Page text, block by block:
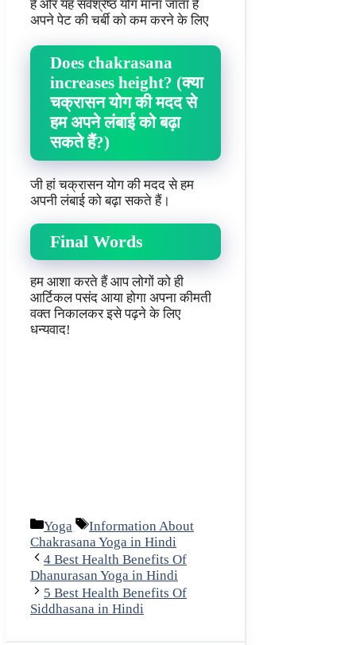
हैं और यह सर्वश्रेष्ठ योग माना जाता है
अपने पेट की चर्बी को कम करने के लिए
Does chakrasana
increases height? (क्या
चक्रासन योग की मदद से
हम अपने लंबाई को बढ़ा
सकते हैं?)
जी हां चक्रासन योग की मदद से हम
अपनी लंबाई को बढ़ा सकते हैं।
Final Words
हम आशा करते हैं आप लोगों को ही
आर्टिकल पसंद आया होगा अपना कीमती
वक्त निकालकर इसे पढ़ने के लिए
धन्यवाद!
Categories
Yoga Tags
Information About
Chakrasana Yoga in Hindi
4 Best Health Benefits Of
Dhanurasan Yoga in Hindi
5 Best Health Benefits Of
Siddhasana in Hindi